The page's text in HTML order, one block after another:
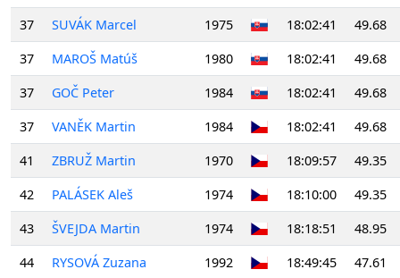
37
SUVÁK Marcel 1975 18:02:41
49.68
37
MAROŠ Matúš 1980 18:02:41
49.68
37
GOČ Peter 1984 18:02:41
49.68
37
VANĚK Martin 1984 18:02:41
49.68
41
ZBRUŽ Martin 1970 18:09:57
49.35
42
PALÁSEK Aleš 1974 18:10:00
49.35
43
ŠVEJDA Martin 1974 18:18:51
48.95
44
RYSOVÁ Zuzana 1992 18:49:45
47.61